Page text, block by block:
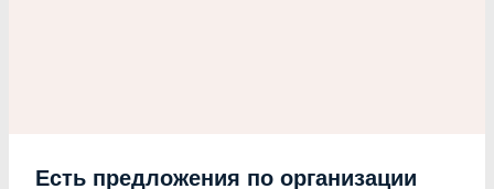
Есть предложения по организации